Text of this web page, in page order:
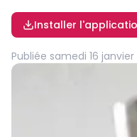
Installer
Publiée samedi 16 janvier